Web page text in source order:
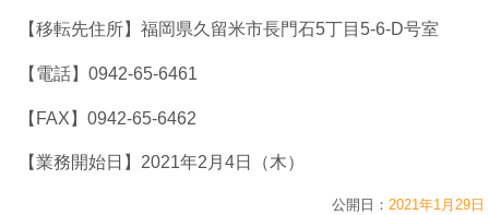
【移転先住所】福岡県久留米市長門石5丁目5-6-D号室
【電話】0942-65-6461
【FAX】0942-65-6462
【業務開始日】2021年2月4日（木）
公開日： 2021年1月29日